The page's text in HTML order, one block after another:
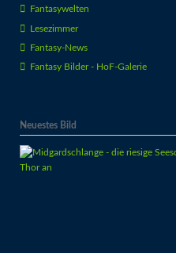
Fantasywelten
Lesezimmer
Fantasy-News
Fantasy Bilder - HoF-Galerie
Neuestes Bild